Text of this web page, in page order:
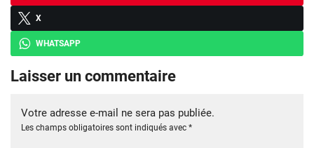
X
WHATSAPP
Laisser un commentaire
Votre adresse e-mail ne sera pas publiée.
Les champs obligatoires sont indiqués avec *